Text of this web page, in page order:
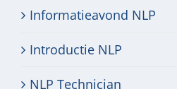
Informatieavond NLP
Introductie NLP
NLP Technician